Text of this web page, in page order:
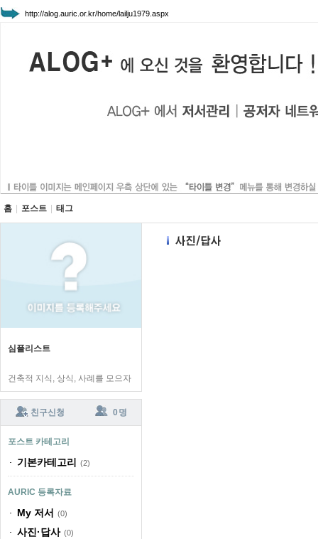
http://alog.auric.or.kr/home/lailju1979.aspx
홈 포스트 태그
심플리스트
건축적 지식, 상식, 사례를 모으자
친구신청 0 명
포스트 카테고리
기본카테고리 (2)
AURIC 등록자료
My 저서 (0)
사진·답사 (0)